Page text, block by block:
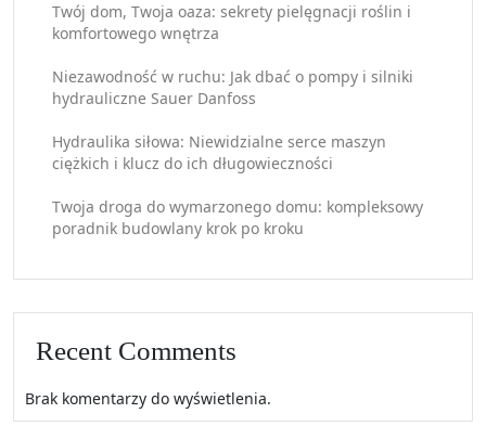
Twój dom, Twoja oaza: sekrety pielęgnacji roślin i
komfortowego wnętrza
Niezawodność w ruchu: Jak dbać o pompy i silniki
hydrauliczne Sauer Danfoss
Hydraulika siłowa: Niewidzialne serce maszyn
ciężkich i klucz do ich długowieczności
Twoja droga do wymarzonego domu: kompleksowy
poradnik budowlany krok po kroku
Recent Comments
Brak komentarzy do wyświetlenia.